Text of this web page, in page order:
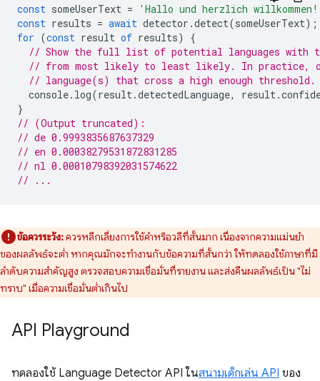
const someUserText =
'Hallo und herzlich
const results = await detector .detect(someUserText);
for (const result of results)
{
// Show the full list of potential languages with
// from most likely to least likely. In practice,
// language(s) that cross a high enough threshold.
console. log(result.detectedLanguage, result.
}
// (Output truncated):
// de 0.9993835687637329
// en 0.00038279531872831285
// nl 0.00010798392031574622
// ...
ข้อควรระวัง:ควรหลีกเลี่ยงการใช้คำหรือวลีที่สั้นมาก เนื่องจากความแม่นยำ
ของผลลัพธ์จะต่ำ หากคุณมักจะทำงานกับข้อความที่สั้นกว่า ให้ทดลองใช้ภาษาที่มี
ลำดับความสำคัญสูง ตรวจสอบความเชื่อมั่นที่รายงาน และส่งคืนผลลัพธ์เป็น "ไม่
ทราบ" เมื่อความเชื่อมั่นต่ำเกินไป
API Playground
ทดลองใช้ Language Detector API ในสนามเด็กเล่น API ของ